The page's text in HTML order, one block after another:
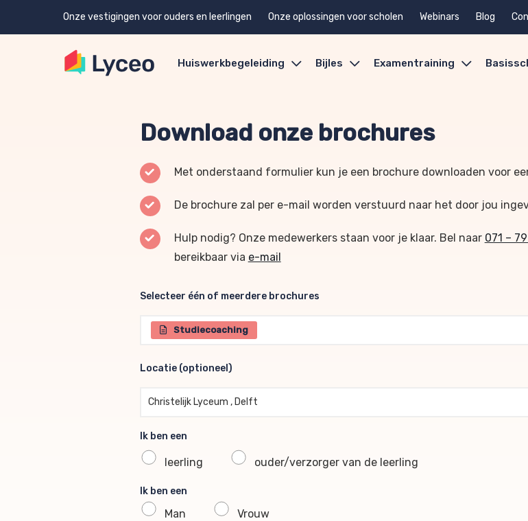
Onze vestigingen voor ouders en leerlingen Onze oplossingen voor scholen Webinars Blog
Huiswerkbegeleiding Bijles Examentraining
Download onze brochures
Met onderstaand formulier kun je een brochure downloaden voor
De brochure zal per e-mail worden verstuurd naar het door jou
Hulp nodig? Onze medewerkers staan voor je klaar. Bel naar 071 –
bereikbaar via e-mail
Selecteer één of meerdere brochures
Selecteer één of meerdere brochures
Studiecoaching
Locatie (optioneel)
Locatie (optioneel)
Christelijk Lyceum , Delft
Ik ben een
leerling ouder/verzorger van de leerling
Ik ben een
Man Vrouw